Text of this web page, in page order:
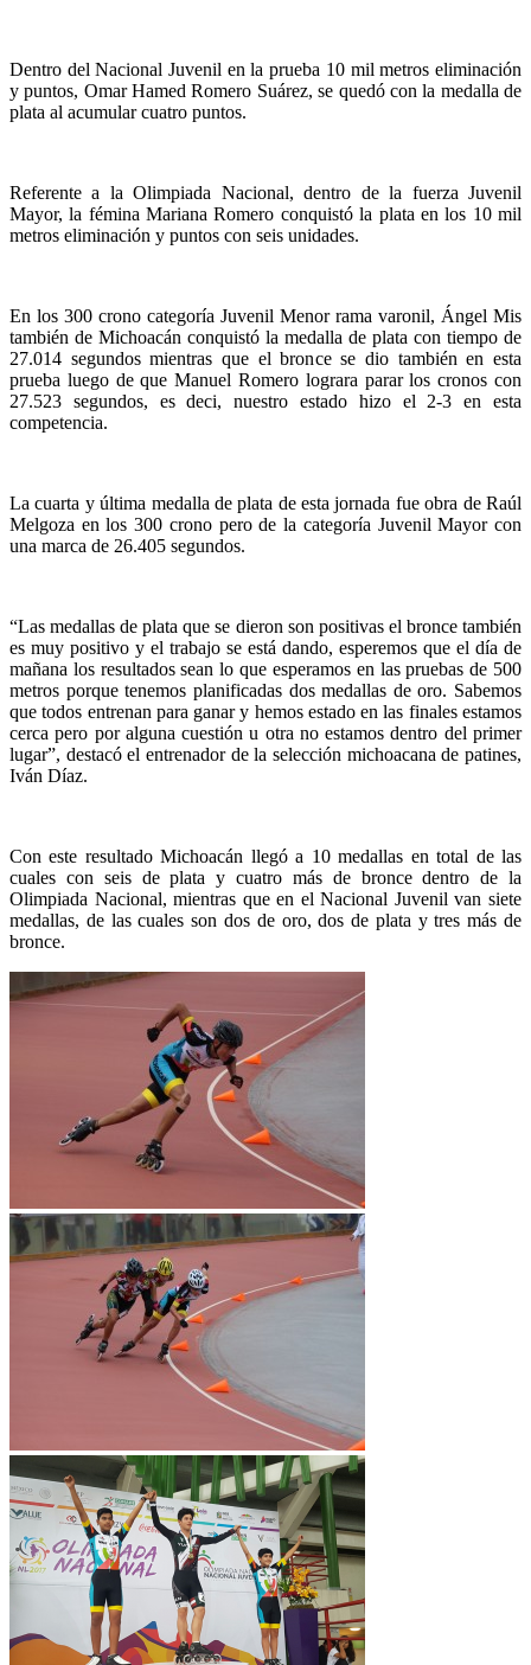
Dentro del Nacional Juvenil en la prueba 10 mil metros eliminación
y puntos, Omar Hamed Romero Suárez, se quedó con la medalla de
plata al acumular cuatro puntos.
Referente a la Olimpiada Nacional, dentro de la fuerza Juvenil
Mayor, la fémina Mariana Romero conquistó la plata en los 10 mil
metros eliminación y puntos con seis unidades.
En los 300 crono categoría Juvenil Menor rama varonil, Ángel Mis
también de Michoacán conquistó la medalla de plata con tiempo de
27.014 segundos mientras que el bronce se dio también en esta
prueba luego de que Manuel Romero lograra parar los cronos con
27.523 segundos, es deci, nuestro estado hizo el 2-3 en esta
competencia.
La cuarta y última medalla de plata de esta jornada fue obra de Raúl
Melgoza en los 300 crono pero de la categoría Juvenil Mayor con
una marca de 26.405 segundos.
“Las medallas de plata que se dieron son positivas el bronce también
es muy positivo y el trabajo se está dando, esperemos que el día de
mañana los resultados sean lo que esperamos en las pruebas de 500
metros porque tenemos planificadas dos medallas de oro. Sabemos
que todos entrenan para ganar y hemos estado en las finales estamos
cerca pero por alguna cuestión u otra no estamos dentro del primer
lugar”, destacó el entrenador de la selección michoacana de patines,
Iván Díaz.
Con este resultado Michoacán llegó a 10 medallas en total de las
cuales con seis de plata y cuatro más de bronce dentro de la
Olimpiada Nacional, mientras que en el Nacional Juvenil van siete
medallas, de las cuales son dos de oro, dos de plata y tres más de
bronce.